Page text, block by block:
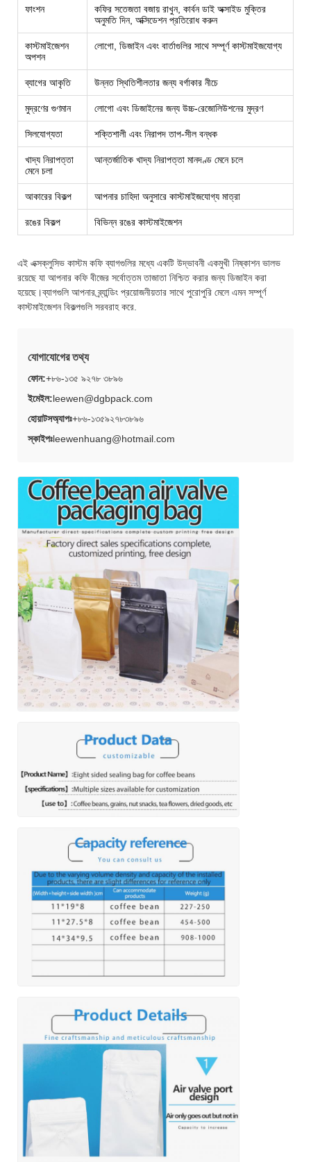
ফাংশন
কফির সতেজতা বজায় রাখুন, কার্বন ডাই অক্সাইড মুক্তির
অনুমতি দিন, অক্সিডেশন প্রতিরোধ করুন
কাস্টমাইজেশন
অপশন
লোগো, ডিজাইন এবং বার্তাগুলির সাথে সম্পূর্ণ কাস্টমাইজযোগ্য
ব্যাগের আকৃতি উন্নত স্থিতিশীলতার জন্য বর্গাকার নীচে
মুদ্রণের গুণমান লোগো এবং ডিজাইনের জন্য উচ্চ-রেজোলিউশনের মুদ্রণ
সিলযোগ্যতা শক্তিশালী এবং নিরাপদ তাপ-সীল বন্ধক
খাদ্য নিরাপত্তা
মেনে চলা
আন্তর্জাতিক খাদ্য নিরাপত্তা মানদণ্ড মেনে চলে
আকারের বিকল্প আপনার চাহিদা অনুসারে কাস্টমাইজযোগ্য মাত্রা
রঙের বিকল্প বিভিন্ন রঙের কাস্টমাইজেশন
এই এক্সক্লুসিভ কাস্টম কফি ব্যাগগুলির মধ্যে একটি উদ্ভাবনী একমুখী নিষ্কাশন ভালভ
রয়েছে যা আপনার কফি বীজের সর্বোত্তম তাজাতা নিশ্চিত করার জন্য ডিজাইন করা
হয়েছে।ব্যাগগুলি আপনার ব্র্যান্ডিং প্রয়োজনীয়তার সাথে পুরোপুরি মেলে এমন সম্পূর্ণ
কাস্টমাইজেশন বিকল্পগুলি সরবরাহ করে.
যোগাযোগের তথ্য
ফোন:+৮৬-১৩৫ ৯২৭৮ ৩৮৯৬
ইমেইল:leewen@dgbpack.com
হোয়াটসঅ্যাপঃ+৮৬-১৩৫৯২৭৮৩৮৯৬
স্কাইপঃleewenhuang@hotmail.com